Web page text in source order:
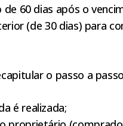
de 60 dias após o
(de 30 dias) para
o passo a
é realizada;